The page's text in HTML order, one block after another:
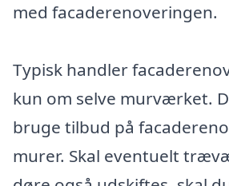
med facaderenoveringen.
Typisk handler
kun om selve murværket.
bruge tilbud på
murer. Skal eventuelt